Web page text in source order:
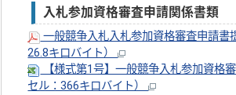
入札参加資格審査申請関係書類
一般競争入札入札参加資格審査申請書
26.8キロバイト）
【様式第1号】一般競争入札参加資格
セル：366キロバイト）